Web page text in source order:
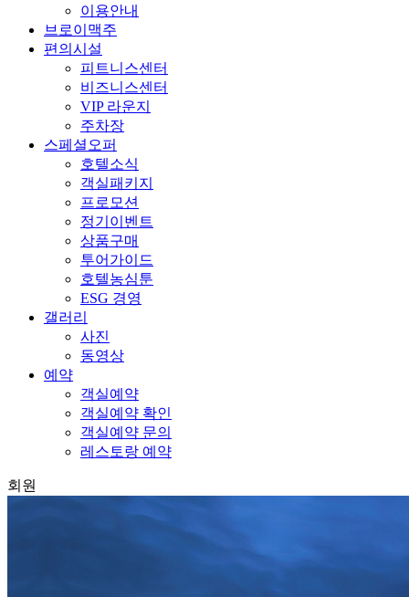
이용안내
브로이맥주
편의시설
피트니스센터
비즈니스센터
VIP 라운지
주차장
스페셜오퍼
호텔소식
객실패키지
프로모션
정기이벤트
상품구매
투어가이드
호텔농심툰
ESG 경영
갤러리
사진
동영상
예약
객실예약
객실예약 확인
객실예약 문의
레스토랑 예약
회원